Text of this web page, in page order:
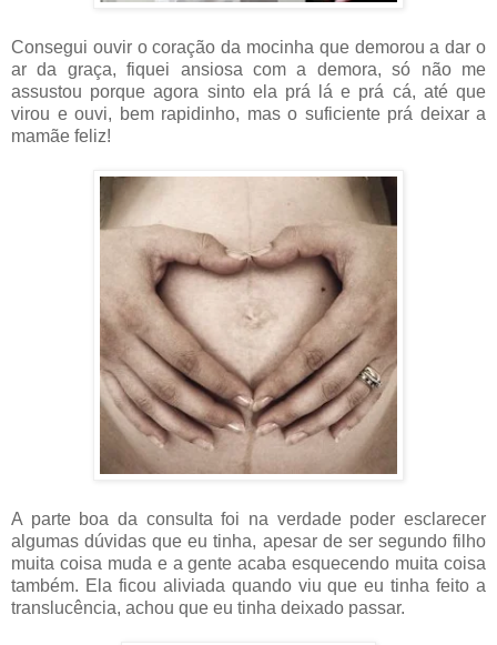
Consegui ouvir o coração da mocinha que demorou a dar o
ar da graça, fiquei ansiosa com a demora, só não me
assustou porque agora sinto ela prá lá e prá cá, até que
virou e ouvi, bem rapidinho, mas o suficiente prá deixar a
mamãe feliz!
A parte boa da consulta foi na verdade poder esclarecer
algumas dúvidas que eu tinha, apesar de ser segundo filho
muita coisa muda e a gente acaba esquecendo muita coisa
também. Ela ficou aliviada quando viu que eu tinha feito a
translucência, achou que eu tinha deixado passar.